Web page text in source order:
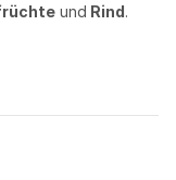
und Rind.